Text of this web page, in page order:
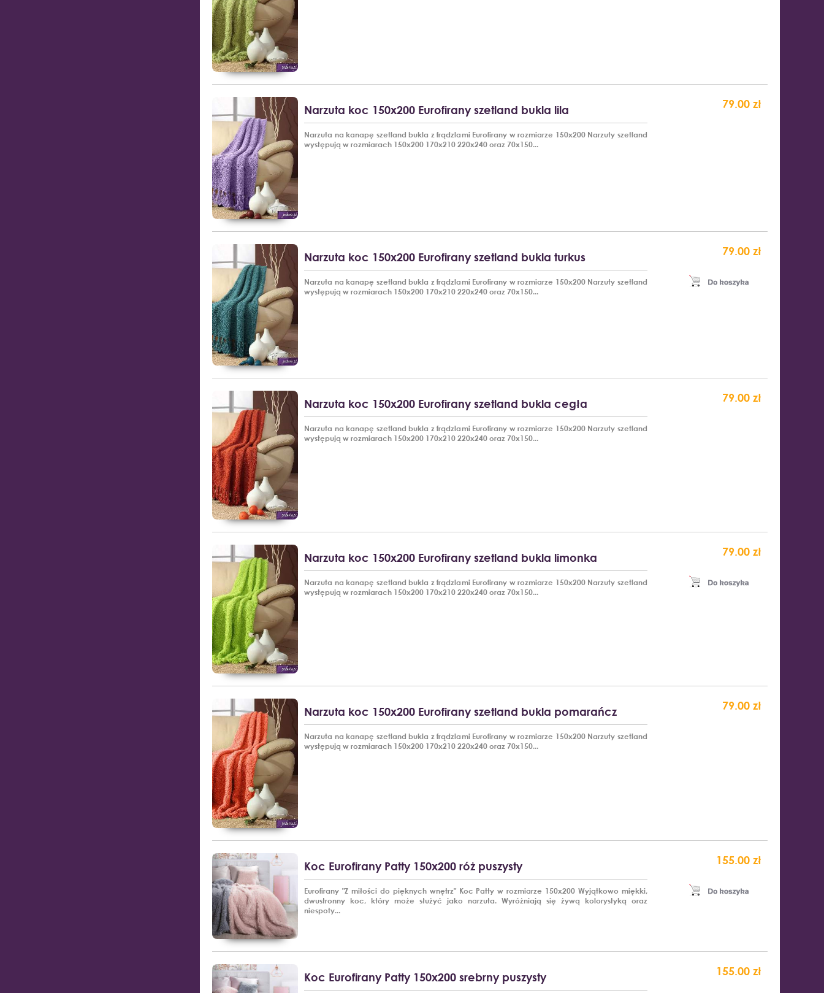
Narzuta koc 150x200 Eurofirany szetland bukla lila
Narzuta na kanapę szetland bukla z frądzlami Eurofirany w rozmiarze 150x200 Narzuty szetland
występują w rozmiarach 150x200 170x210 220x240 oraz 70x150...
79.00 zł
Narzuta koc 150x200 Eurofirany szetland bukla turkus
Narzuta na kanapę szetland bukla z frądzlami Eurofirany w rozmiarze 150x200 Narzuty szetland
występują w rozmiarach 150x200 170x210 220x240 oraz 70x150...
79.00 zł
Narzuta koc 150x200 Eurofirany szetland bukla cegła
Narzuta na kanapę szetland bukla z frądzlami Eurofirany w rozmiarze 150x200 Narzuty szetland
występują w rozmiarach 150x200 170x210 220x240 oraz 70x150...
79.00 zł
Narzuta koc 150x200 Eurofirany szetland bukla limonka
Narzuta na kanapę szetland bukla z frądzlami Eurofirany w rozmiarze 150x200 Narzuty szetland
występują w rozmiarach 150x200 170x210 220x240 oraz 70x150...
79.00 zł
Narzuta koc 150x200 Eurofirany szetland bukla pomarańcz
Narzuta na kanapę szetland bukla z frądzlami Eurofirany w rozmiarze 150x200 Narzuty szetland
występują w rozmiarach 150x200 170x210 220x240 oraz 70x150...
79.00 zł
Koc Eurofirany Patty 150x200 róż puszysty
Eurofirany "Z miłości do pięknych wnętrz" Koc Patty w rozmiarze 150x200 Wyjątkowo miękki,
dwustronny koc, który może służyć jako narzuta. Wyróżniają się żywą kolorystyką oraz
niespoty...
155.00 zł
Koc Eurofirany Patty 150x200 srebrny puszysty 155.00 zł